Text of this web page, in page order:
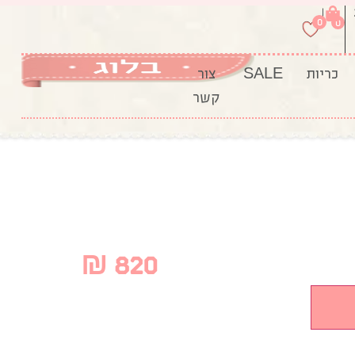
0
|
0
כריות SALE
צור
קשר
₪ 820